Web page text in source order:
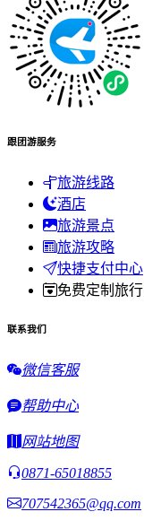
跟团游服务
旅游线路
酒店
旅游景点
旅游攻略
快捷支付中心
免费定制旅
联系我们
微信客服
帮助中心
网站地图
0871-65018855
707542365@qq.com